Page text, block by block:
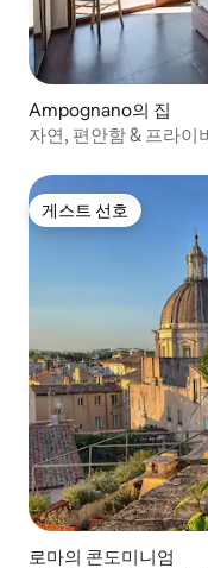
Ampognano의 집
자연, 편안함 & 프라이
게스트 선호
게스트 선호
로마의 콘도미니엄